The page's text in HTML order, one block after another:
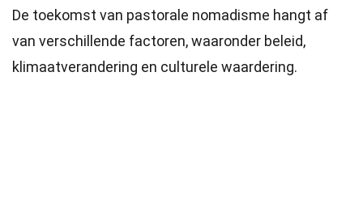
De toekomst van pastorale nomadisme hangt af
van verschillende factoren, waaronder beleid,
klimaatverandering en culturele waardering.